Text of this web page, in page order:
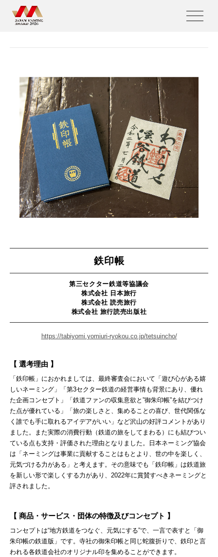
鉄印帳
第三セクター鉄道等協議会
株式会社 日本旅行
株式会社 読売旅行
株式会社 旅行読売出版社
https://tabiyomi.yomiuri-ryokou.co.jp/tetsuincho/
【 選考理由 】
「鉄印帳」におかれましては、最終審査会において「遊び心がある嬉
しいネーミング」「第3セクター鉄道の経営事情も背景にあり、優れ
た企画コンセプト」「鉄道ファンの収集意欲と”御朱印帳”を結びつけ
た点が優れている」「旅の楽しさと、集めることの喜び、世代関係な
く誰でも手に取れるアイデアがいい」など沢山の好評コメントがあり
ました。また実際の消費行動（鉄道の旅をしてまわる）にも結びつい
ている点も支持・評価された理由となりました。日本ネーミング協会
は「ネーミングは事業に貢献することはもとより、世の中を楽しく、
元気づける力がある」と考えます。その意味でも「鉄印帳」は鉄道旅
を新しい形で楽しくする力があり、2022年に賞賛すべきネーミングと
評されました。
【 商品・サービス・団体の特徴及びコンセプト 】
コンセプトは“地方鉄道をつなぐ、元気にする”で、一言で表すと「御
朱印帳の鉄道版」です。寺社の御朱印帳と同じ蛇腹折りで、鉄印と言
われる各鉄道会社のオリジナル印を集めることができます。